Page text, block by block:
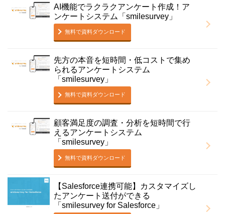
AI機能でラクラクアンケート作成！ア
ンケートシステム「smilesurvey」
無料で資料ダウンロード
先方の本音を短時間・低コストで集め
られるアンケートシステム
「smilesurvey」
無料で資料ダウンロード
顧客満足度の調査・分析を短時間で行
えるアンケートシステム
「smilesurvey」
無料で資料ダウンロード
【Salesforce連携可能】カスタマイズし
たアンケート送付ができる
「smilesurvey for Salesforce」